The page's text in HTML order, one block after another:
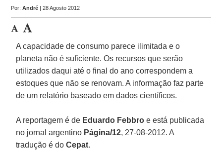
Por:André | 28 Agosto 2012
A capacidade de consumo parece ilimitada e o
planeta não é suficiente. Os recursos que serão
utilizados daqui até o final do ano correspondem a
estoques que não se renovam. A informação faz parte
de um relatório baseado em dados científicos.
A reportagem é de Eduardo Febbro e está publicada
no jornal argentino Página/12, 27-08-2012. A
tradução é doCepat.